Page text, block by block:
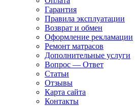
Гарантия
Правила эксплуатации
Возврат и обмен
Оформление рекламации
Ремонт матрасов
Дополнительные услуги
Вопрос — Ответ
Статьи
Отзывы
Карта сайта
Контакты